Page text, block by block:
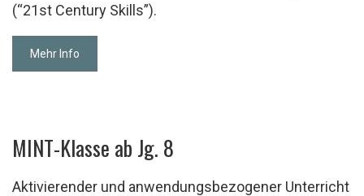
(“21st Century Skills”).
Mehr Info
MINT-Klasse ab Jg. 8
Aktivierender und anwendungsbezogener Unterricht